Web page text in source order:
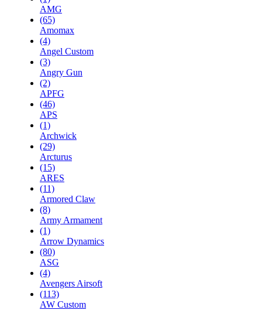
AMG
(65)
Amomax
(4)
Angel Custom
(3)
Angry Gun
(2)
APFG
(46)
APS
(1)
Archwick
(29)
Arcturus
(15)
ARES
(11)
Armored Claw
(8)
Army Armament
(1)
Arrow Dynamics
(80)
ASG
(4)
Avengers Airsoft
(113)
AW Custom